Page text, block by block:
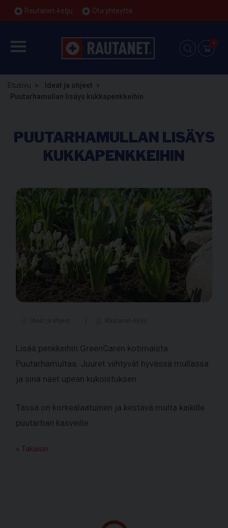
Rautanet-ketju Ota yhteyttä
0
Etusivu
Ideat ja ohjeet
Puutarhamullan lisäys kukkapenkkeihin
PUUTARHAMULLAN LISÄYS
KUKKAPENKKEIHIN
Lisää penkkeihin GreenCaren kotimaista
Puutarhamultaa. Juuret viihtyvät hyvässä mullassa
ja sinä näet upean kukoistuksen.
Tässä on korkealaatuinen ja kestävä multa kaikille
puutarhan kasveille.
» Takaisin